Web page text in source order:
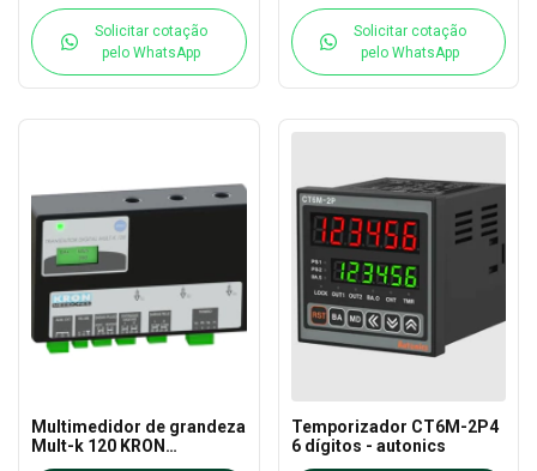
Solicitar cotação
pelo WhatsApp
Solicitar cotação
pelo WhatsApp
Multimedidor de grandeza
Mult-k 120 KRON
MEDIDORES
Temporizador CT6M-2P4
6 dígitos - autonics